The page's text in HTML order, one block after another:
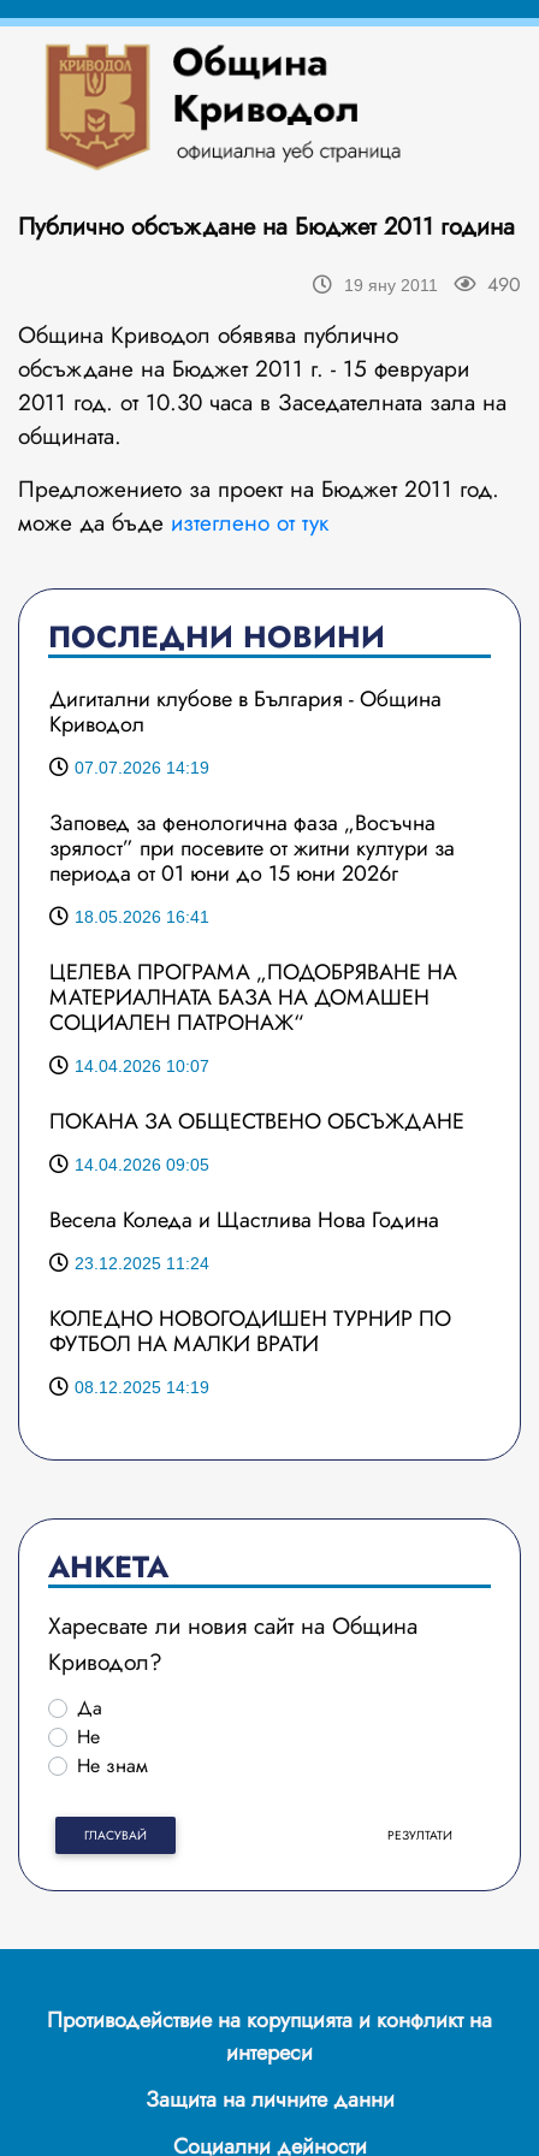
Публично обсъждане на Бюджет 2011 година
19 яну 2011 490
Община Криводол обявява публично
обсъждане на Бюджет 2011 г. - 15 февруари
2011 год. от 10.30 часа в Заседателната зала на
общината.
Предложението за проект на Бюджет 2011 год.
може да бъде изтеглено от тук
ПОСЛЕДНИ НОВИНИ
Дигитални клубове в България - Община
Криводол
07.07.2026 14:19
Заповед за фенологична фаза „Восъчна
зрялост” при посевите от житни култури за
периода от 01 юни до 15 юни 2026г
18.05.2026 16:41
ЦЕЛЕВА ПРОГРАМА „ПОДОБРЯВАНЕ НА
МАТЕРИАЛНАТА БАЗА НА ДОМАШЕН
СОЦИАЛЕН ПАТРОНАЖ“
14.04.2026 10:07
ПОКАНА ЗА ОБЩЕСТВЕНО ОБСЪЖДАНЕ
14.04.2026 09:05
Весела Коледа и Щастлива Нова Година
23.12.2025 11:24
КОЛЕДНО НОВОГОДИШЕН ТУРНИР ПО
ФУТБОЛ НА МАЛКИ ВРАТИ
08.12.2025 14:19
АНКЕТА
Харесвате ли новия сайт на Община
Криводол?
Да
Не
Не знам
ГЛАСУВАЙ РЕЗУЛТАТИ
Противодействие на корупцията и конфликт на
интереси
Защита на личните данни
Социални дейности